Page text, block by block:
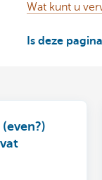
Wat kunt u
Is deze